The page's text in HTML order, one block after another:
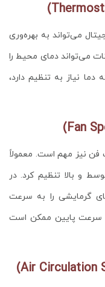
می‌تواند به بهره‌وری
می‌تواند دمای محیط را
نیاز به تنظیم دارد،
فن نیز مهم است. معمولاً
و بالا تنظیم کرد. در
گرمایشی را به سرعت
سرعت پایین ممکن است